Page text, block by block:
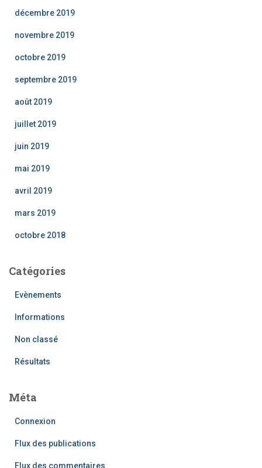
décembre 2019
novembre 2019
octobre 2019
septembre 2019
août 2019
juillet 2019
juin 2019
mai 2019
avril 2019
mars 2019
octobre 2018
Catégories
Evènements
Informations
Non classé
Résultats
Méta
Connexion
Flux des publications
Flux des commentaires